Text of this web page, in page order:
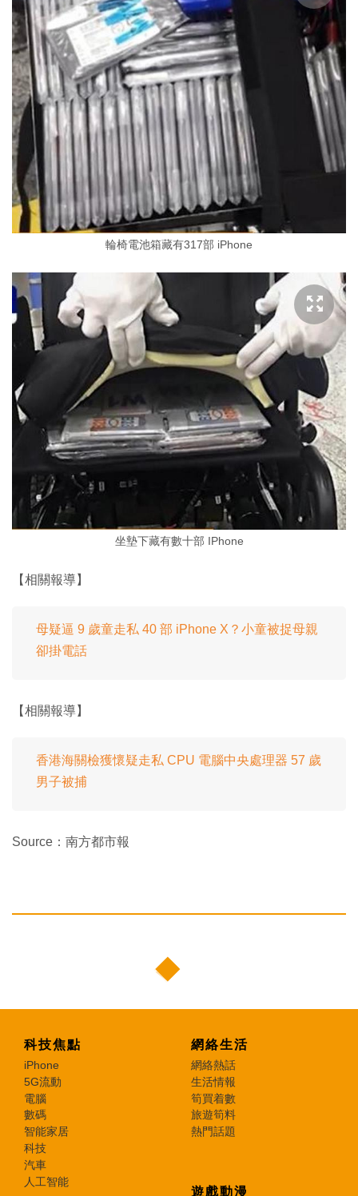
輪椅電池箱藏有317部 iPhone
坐墊下藏有數十部 IPhone
【相關報導】
母疑逼 9 歲童走私 40 部 iPhone X？小童被捉母親
卻掛電話
【相關報導】
香港海關檢獲懷疑走私 CPU 電腦中央處理器 57 歲
男子被捕
Source：南方都市報
科技焦點
iPhone
5G流動
電腦
數碼
智能家居
科技
汽車
人工智能
網絡生活
網絡熱話
生活情報
筍買着數
旅遊筍料
熱門話題
遊戲動漫